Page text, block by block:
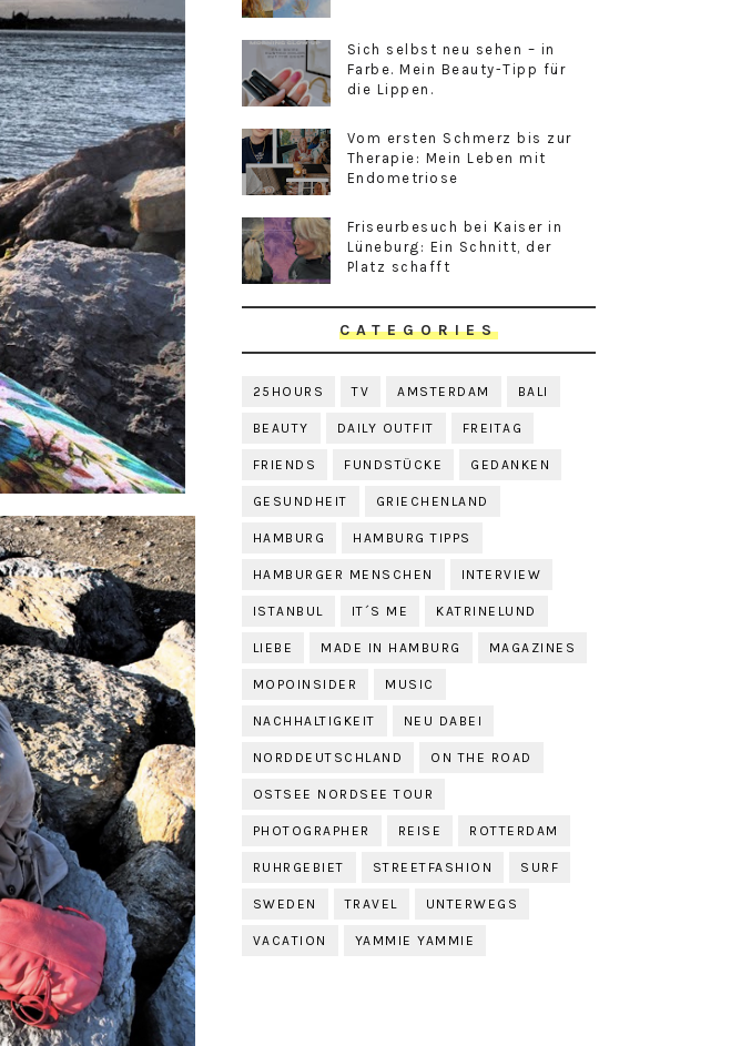
Sich selbst neu sehen – in
Farbe. Mein Beauty-Tipp für
die Lippen.
Vom ersten Schmerz bis zur
Therapie: Mein Leben mit
Endometriose
Friseurbesuch bei Kaiser in
Lüneburg: Ein Schnitt, der
Platz schafft
CATEGORIES
25HOURS TV AMSTERDAM BALI
BEAUTY DAILY OUTFIT FREITAG
FRIENDS FUNDSTÜCKE GEDANKEN
GESUNDHEIT GRIECHENLAND
HAMBURG HAMBURG TIPPS
HAMBURGER MENSCHEN INTERVIEW
ISTANBUL IT´S ME KATRINELUND
LIEBE MADE IN HAMBURG MAGAZINES
MOPOINSIDER MUSIC
NACHHALTIGKEIT NEU DABEI
NORDDEUTSCHLAND ON THE ROAD
OSTSEE NORDSEE TOUR
PHOTOGRAPHER REISE ROTTERDAM
RUHRGEBIET STREETFASHION SURF
SWEDEN TRAVEL UNTERWEGS
VACATION YAMMIE YAMMIE